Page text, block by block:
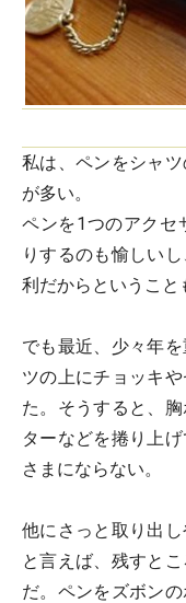
私は、ペンをシャ
が多い。
ペンを1つのアクセ
りするのも愉しい
利だからということ
でも最近、少々年
ツの上にチョッキ
た。そうすると、
ターなどを捲り上
さまにならない。
他にさっと取り出
と言えば、残すと
だ。ペンをズボン